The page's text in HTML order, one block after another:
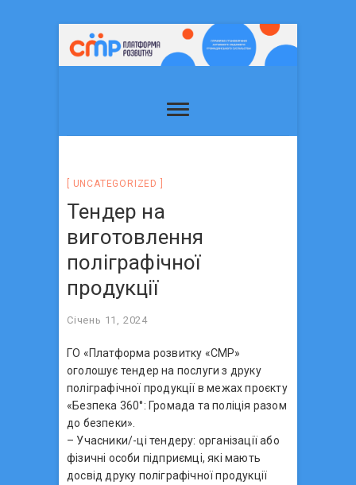
UNCATEGORIZED
Тендер на
виготовлення
поліграфічної
продукції
Січень 11, 2024
ГО «Платформа розвитку «СМР»
оголошує тендер на послуги з друку
поліграфічної продукції в межах проєкту
«Безпека 360°: Громада та поліція разом
до безпеки».
– Учасники/-ці тендеру: організації або
фізичні особи підприємці, які мають
досвід друку поліграфічної продукції